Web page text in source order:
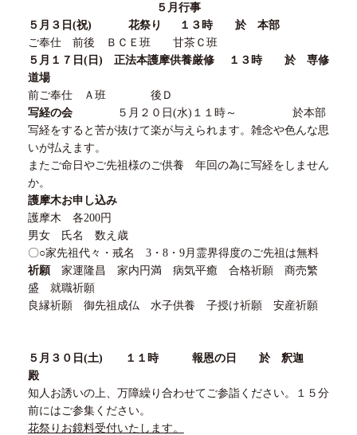
５ 月行事
５月３ 日 (祝) 花祭り １３ 時 於 本部
ご奉仕 前後 ＢＣＥ班 甘茶Ｃ班
５月１７ 日 (日 ) 正法本護摩供養厳修 １３ 時 於 専修
道場
前ご奉仕 Ａ班 後Ｄ
写経の会
５ 月 ２０ 日 (水)１１ 時～ 於本部
写経をすると苦が抜けて楽が与えられます。雑念や色んな思
いが払えます。
またご命日やご先祖様のご供養 年回の為に写経をしません
か。
護摩木お申し込み
護摩木 各200円
男女 氏名 数え歳
〇○家先祖代々・戒名 3・ 8・ 9月霊界得度のご先祖は無料
祈願 家運隆昌 家内円満 病気平癒 合格祈願 商売繁
盛 就職祈願
良縁祈願 御先祖成仏 水子供養 子授け祈願 安産祈願
５ 月 ３０ 日 (土) １１ 時 報恩の日 於 釈迦
殿
知人お誘いの上、万障繰り合わせてご参詣ください。１５分
前にはご参集ください。
花祭りお鏡料受付いたします。